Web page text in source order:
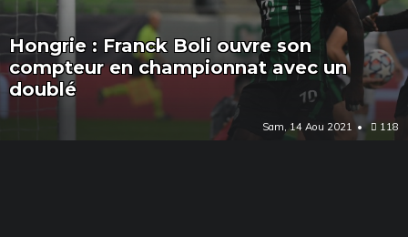
Hongrie : Franck Boli ouvre son
compteur en championnat avec un
doublé
Sam, 14 Aou 2021 118